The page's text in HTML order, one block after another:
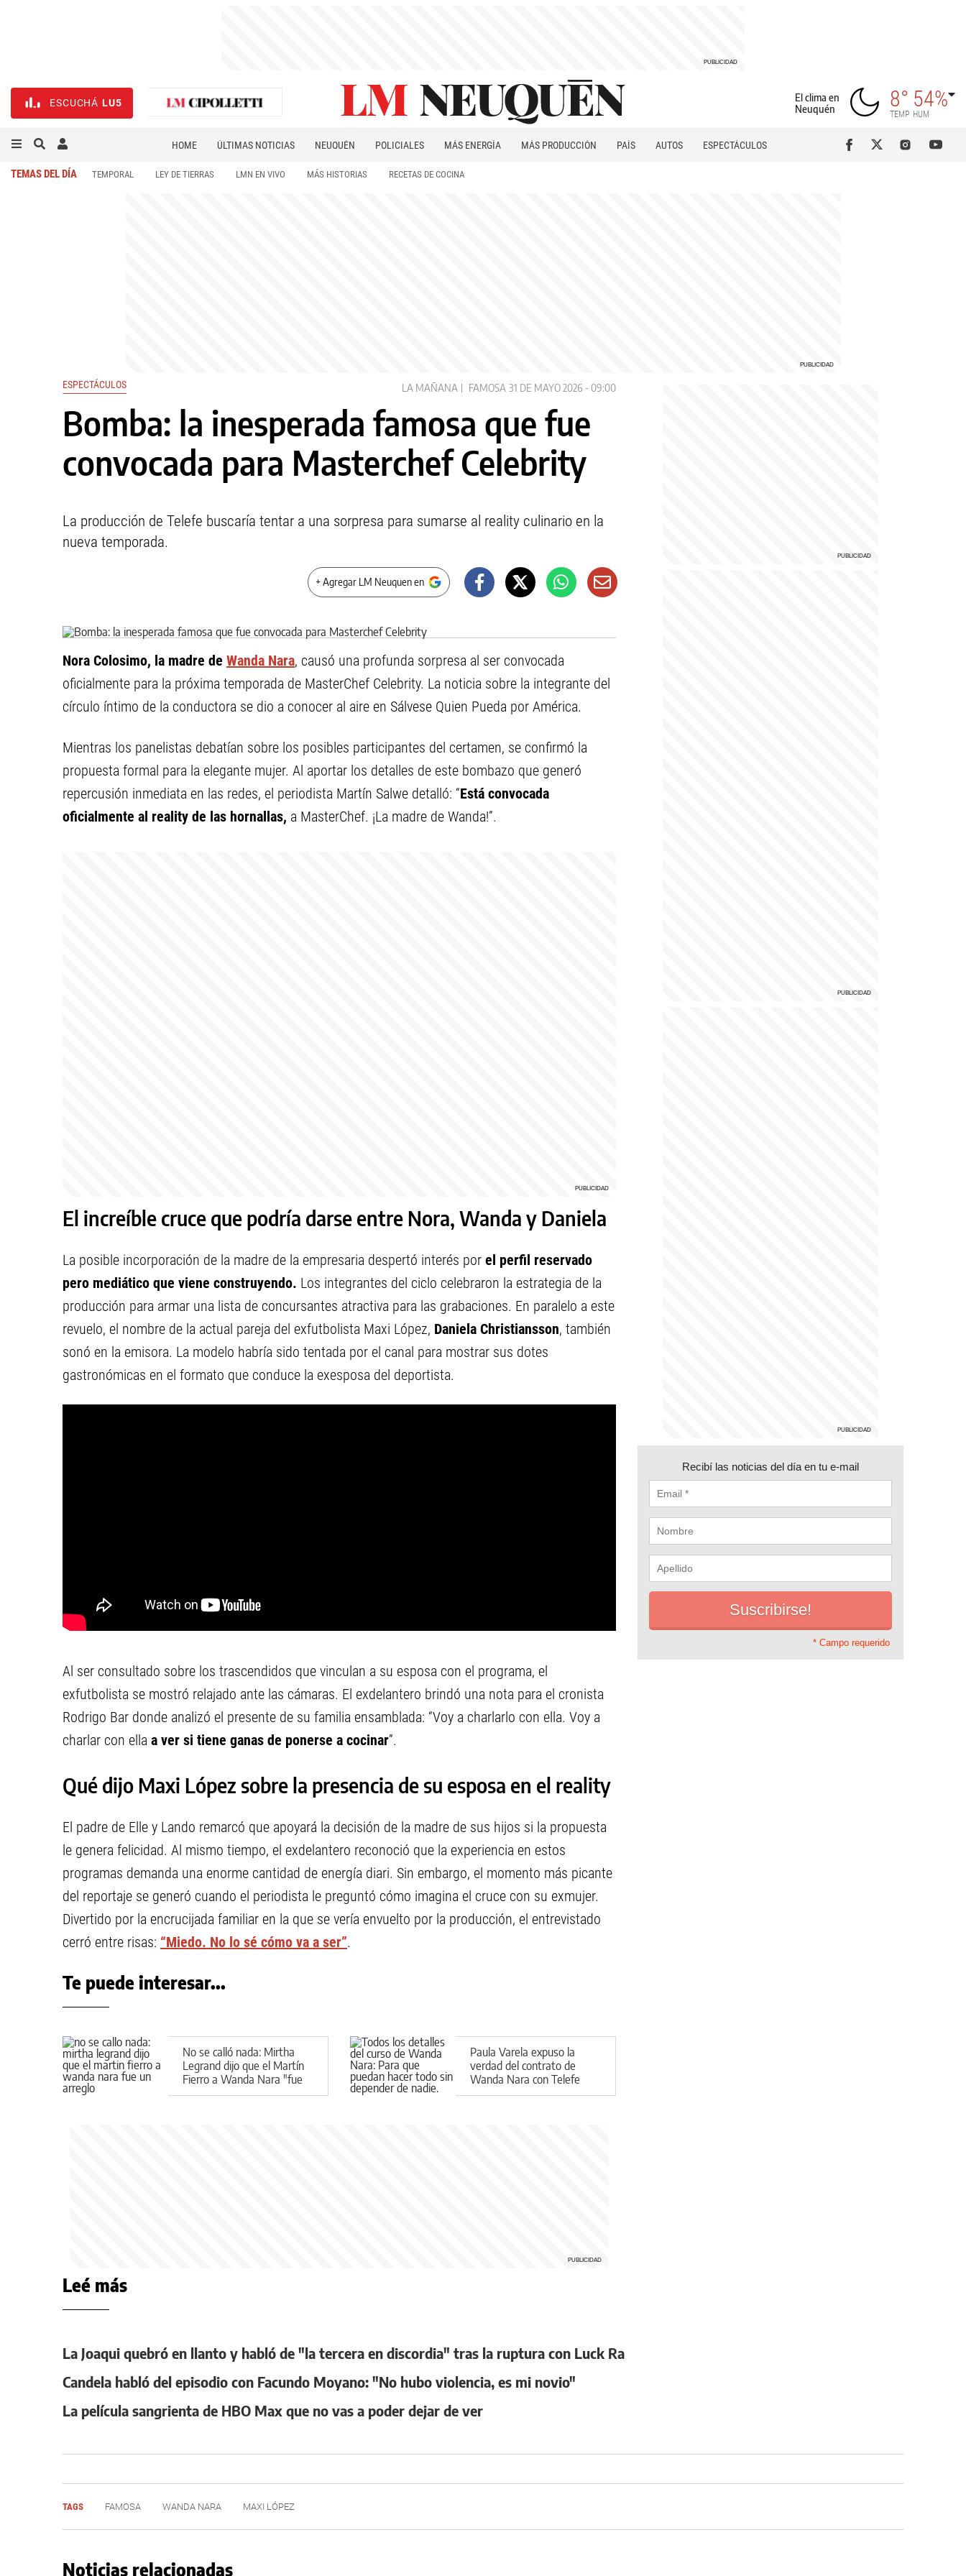
ESCUCHÁ LU5
El clima en
Neuquén
8°
TEMP
54%
HUM
HOME ÚLTIMAS NOTICIAS NEUQUÉN POLICIALES MÁS ENERGÍA MÁS PRODUCCIÓN PAÍS AUTOS
ESPECTÁCULOS
TEMAS DEL DÍA TEMPORAL LEY DE TIERRAS LMN EN VIVO MÁS HISTORIAS RECETAS DE COCINA
ESPECTÁCULOS LA MAÑANA FAMOSA 31 DE MAYO 2026 - 09:00
Bomba: la inesperada famosa que fue
convocada para Masterchef Celebrity
La producción de Telefe buscaría tentar a una sorpresa para sumarse al reality culinario en la
nueva temporada.
+ Agregar LM Neuquen en
Nora Colosimo, la madre de Wanda Nara, causó una profunda sorpresa al ser convocada
oficialmente para la próxima temporada de MasterChef Celebrity. La noticia sobre la integrante del
círculo íntimo de la conductora se dio a conocer al aire en Sálvese Quien Pueda por América.
Mientras los panelistas debatían sobre los posibles participantes del certamen, se confirmó la
propuesta formal para la elegante mujer. Al aportar los detalles de este bombazo que generó
repercusión inmediata en las redes, el periodista Martín Salwe detalló: “Está convocada
oficialmente al reality de las hornallas, a MasterChef. ¡La madre de Wanda!”.
El increíble cruce que podría darse entre Nora, Wanda y Daniela
La posible incorporación de la madre de la empresaria despertó interés por el perfil reservado
pero mediático que viene construyendo. Los integrantes del ciclo celebraron la estrategia de la
producción para armar una lista de concursantes atractiva para las grabaciones. En paralelo a este
revuelo, el nombre de la actual pareja del exfutbolista Maxi López, Daniela Christiansson, también
sonó en la emisora. La modelo habría sido tentada por el canal para mostrar sus dotes
gastronómicas en el formato que conduce la exesposa del deportista.
Al ser consultado sobre los trascendidos que vinculan a su esposa con el programa, el
exfutbolista se mostró relajado ante las cámaras. El exdelantero brindó una nota para el cronista
Rodrigo Bar donde analizó el presente de su familia ensamblada: “Voy a charlarlo con ella. Voy a
charlar con ella a ver si tiene ganas de ponerse a cocinar”.
Qué dijo Maxi López sobre la presencia de su esposa en el reality
El padre de Elle y Lando remarcó que apoyará la decisión de la madre de sus hijos si la propuesta
le genera felicidad. Al mismo tiempo, el exdelantero reconoció que la experiencia en estos
programas demanda una enorme cantidad de energía diari. Sin embargo, el momento más picante
del reportaje se generó cuando el periodista le preguntó cómo imagina el cruce con su exmujer.
Divertido por la encrucijada familiar en la que se vería envuelto por la producción, el entrevistado
cerró entre risas: “Miedo. No lo sé cómo va a ser”.
Te puede interesar...
No se calló nada: Mirtha
Legrand dijo que el Martín
Fierro a Wanda Nara "fue
un arreglo"
Paula Varela expuso la
verdad del contrato de
Wanda Nara con Telefe
Recibí las noticias del día en tu e-mail
* Campo requerido
Leé más
La Joaqui quebró en llanto y habló de "la tercera en discordia" tras la ruptura con Luck Ra
Candela habló del episodio con Facundo Moyano: "No hubo violencia, es mi novio"
La película sangrienta de HBO Max que no vas a poder dejar de ver
TAGS FAMOSA WANDA NARA MAXI LÓPEZ
Noticias relacionadas